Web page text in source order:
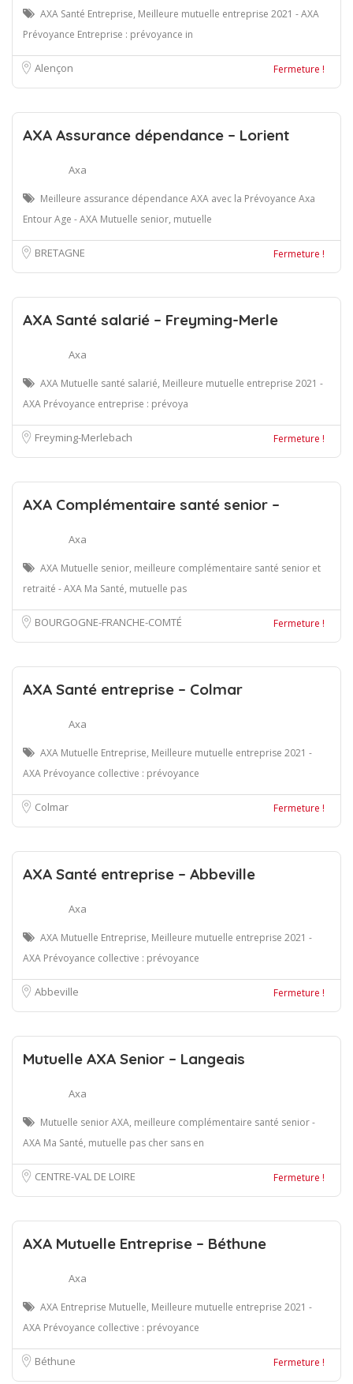
AXA Santé Entreprise, Meilleure mutuelle entreprise 2021 - AXA
Prévoyance Entreprise : prévoyance in
Alençon Fermeture !
AXA Assurance dépendance – Lorient
Axa
Meilleure assurance dépendance AXA avec la Prévoyance Axa
Entour Age - AXA Mutuelle senior, mutuelle
BRETAGNE Fermeture !
AXA Santé salarié – Freyming-Merle
Axa
AXA Mutuelle santé salarié, Meilleure mutuelle entreprise 2021 -
AXA Prévoyance entreprise : prévoya
Freyming-Merlebach Fermeture !
AXA Complémentaire santé senior –
Axa
AXA Mutuelle senior, meilleure complémentaire santé senior et
retraité - AXA Ma Santé, mutuelle pas
BOURGOGNE-FRANCHE-COMTÉ Fermeture !
AXA Santé entreprise – Colmar
Axa
AXA Mutuelle Entreprise, Meilleure mutuelle entreprise 2021 -
AXA Prévoyance collective : prévoyance
Colmar Fermeture !
AXA Santé entreprise – Abbeville
Axa
AXA Mutuelle Entreprise, Meilleure mutuelle entreprise 2021 -
AXA Prévoyance collective : prévoyance
Abbeville Fermeture !
Mutuelle AXA Senior – Langeais
Axa
Mutuelle senior AXA, meilleure complémentaire santé senior -
AXA Ma Santé, mutuelle pas cher sans en
CENTRE-VAL DE LOIRE Fermeture !
AXA Mutuelle Entreprise – Béthune
Axa
AXA Entreprise Mutuelle, Meilleure mutuelle entreprise 2021 -
AXA Prévoyance collective : prévoyance
Béthune Fermeture !